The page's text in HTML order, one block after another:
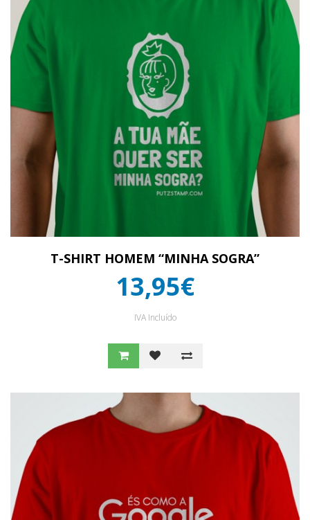
T-SHIRT HOMEM “MINHA SOGRA”
13,95€
IVA Incluído